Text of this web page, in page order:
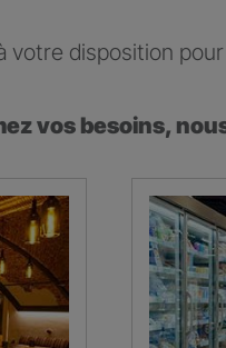
votre disposition
vos besoins,